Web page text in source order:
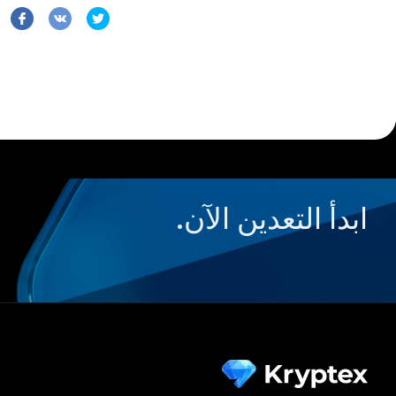
ابدأ التعدين الآن.